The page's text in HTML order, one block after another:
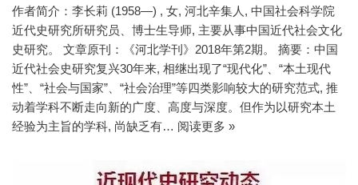
作者简介：李长莉 (1958—) , 女, 河北辛集人, 中国社会科学院
近代史研究所研究员、博士生导师, 主要从事中国近代社会文化
史研究。 文章原刊：《河北学刊》2018年第2期。 摘要：中国
近代社会史研究复兴30年来, 相继出现了“现代化”、“本土现代
性”、“社会与国家”、“社会治理”等四类影响较大的研究范式, 推
动着学科不断走向新的广度、高度与深度。但作为以研究本土
经验为主旨的学科, 尚缺乏有… 阅读更多 »